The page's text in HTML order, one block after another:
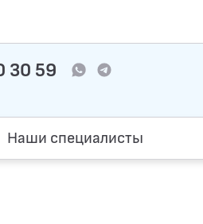
30 59
Наши специалисты